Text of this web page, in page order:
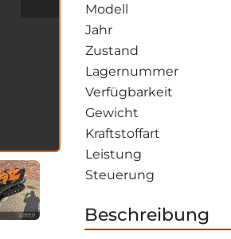
Modell
Jahr
Zustand
Lagernummer
Verfügbarkeit
Gewicht
Kraftstoffart
Leistung
Steuerung
Beschreibung